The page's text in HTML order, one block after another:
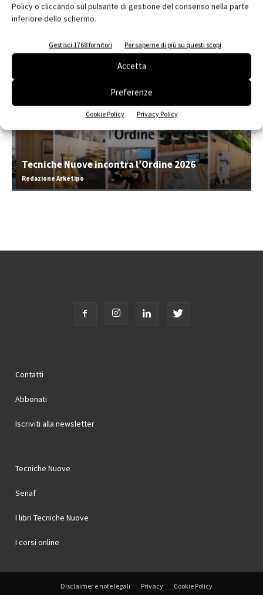
Policy o cliccando sul pulsante di gestione del consenso nella parte
inferiore dello schermo.
Gestisci 1768 fornitori Per saperne di più su questi scopi
Accetta
Preferenze
Cookie Policy Privacy Policy
Tecniche Nuove incontra l’Ordine 2026
Redazione Arketipo
Contatti
Abbonati
Iscriviti alla newsletter
Tecniche Nuove
Senaf
I libri Tecniche Nuove
I corsi online
Disclaimer e note legali Privacy Cookie Policy